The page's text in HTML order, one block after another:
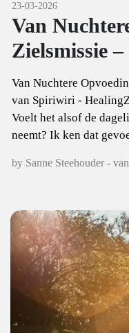
23-03-2026
Van
Zielsmissie
Van Nuchtere
van Spiriwiri -
Voelt het alsof de
neemt? Ik ken dat
by Sanne Steehouder -